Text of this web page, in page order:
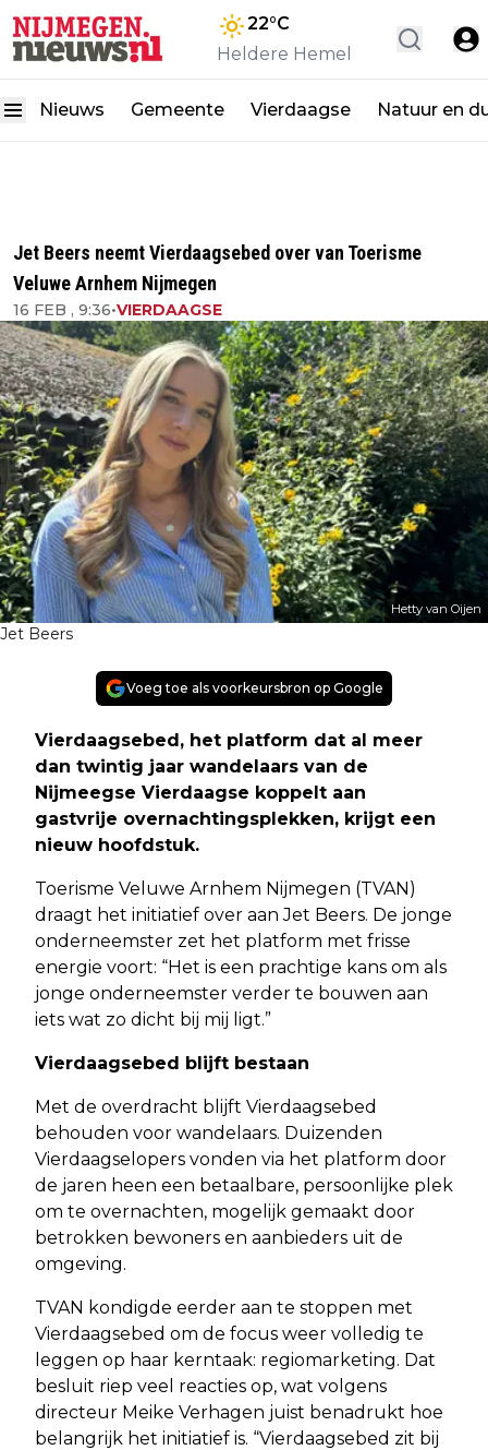
22°C
Heldere Hemel
Nieuws Gemeente Vierdaagse Natuur en
Jet Beers neemt Vierdaagsebed over van Toerisme
Veluwe Arnhem Nijmegen
16 FEB , 9:36•VIERDAAGSE
Hetty van Oijen
Jet Beers
Voeg toe als voorkeursbron op Google
Vierdaagsebed, het platform dat al meer
dan twintig jaar wandelaars van de
Nijmeegse Vierdaagse koppelt aan
gastvrije overnachtingsplekken, krijgt een
nieuw hoofdstuk.
Toerisme Veluwe Arnhem Nijmegen (TVAN)
draagt het initiatief over aan Jet Beers. De jonge
onderneemster zet het platform met frisse
energie voort: “Het is een prachtige kans om als
jonge onderneemster verder te bouwen aan
iets wat zo dicht bij mij ligt.”
Vierdaagsebed blijft bestaan
Met de overdracht blijft Vierdaagsebed
behouden voor wandelaars. Duizenden
Vierdaagselopers vonden via het platform door
de jaren heen een betaalbare, persoonlijke plek
om te overnachten, mogelijk gemaakt door
betrokken bewoners en aanbieders uit de
omgeving.
TVAN kondigde eerder aan te stoppen met
Vierdaagsebed om de focus weer volledig te
leggen op haar kerntaak: regiomarketing. Dat
besluit riep veel reacties op, wat volgens
directeur Meike Verhagen juist benadrukt hoe
belangrijk het initiatief is. “Vierdaagsebed zit bij